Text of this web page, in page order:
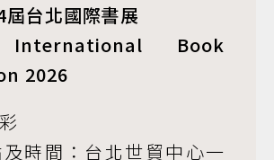
台北國際書展
Book
2026
時間：台北世貿中心一